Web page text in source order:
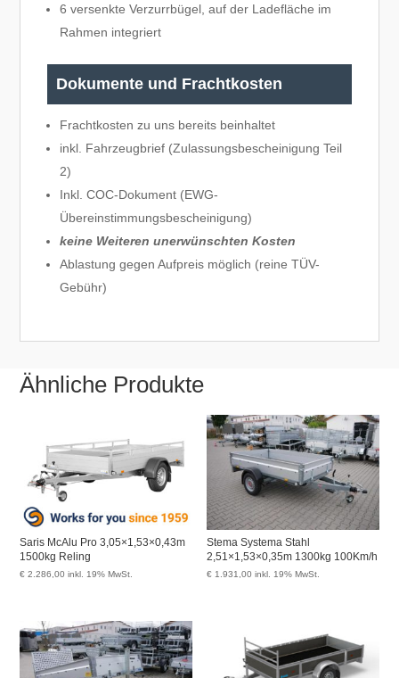
6 versenkte Verzurrbügel, auf der Ladefläche im
Rahmen integriert
Dokumente und Frachtkosten
Frachtkosten zu uns bereits beinhaltet
inkl. Fahrzeugbrief (Zulassungsbescheinigung Teil
2)
Inkl. COC-Dokument (EWG-
Übereinstimmungsbescheinigung)
keine Weiteren unerwünschten Kosten
Ablastung gegen Aufpreis möglich (reine TÜV-
Gebühr)
Ähnliche Produkte
Saris McAlu Pro 3,05×1,53×0,43m
1500kg Reling
€ 2.286,00 inkl. 19% MwSt.
Stema Systema Stahl
2,51×1,53×0,35m 1300kg 100Km/h
€ 1.931,00 inkl. 19% MwSt.